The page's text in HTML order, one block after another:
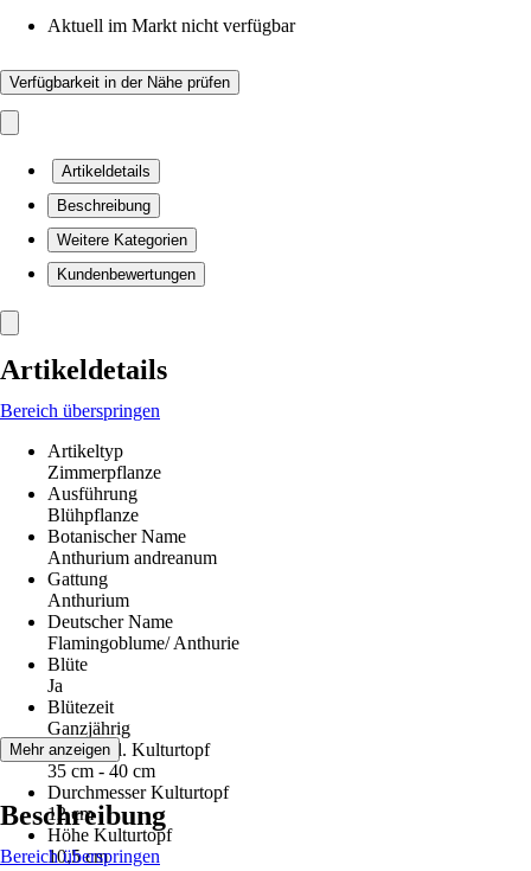
Aktuell im Markt nicht verfügbar
Verfügbarkeit in der Nähe prüfen
Artikeldetails
Beschreibung
Weitere Kategorien
Kundenbewertungen
Artikeldetails
Bereich überspringen
Artikeltyp
Zimmerpflanze
Ausführung
Blühpflanze
Botanischer Name
Anthurium andreanum
Gattung
Anthurium
Deutscher Name
Flamingoblume/ Anthurie
Blüte
Ja
Blütezeit
Ganzjährig
Höhe inkl. Kulturtopf
35 cm - 40 cm
Durchmesser Kulturtopf
12 cm
Höhe Kulturtopf
10,5 cm
Mehr anzeigen
Beschreibung
Bereich überspringen